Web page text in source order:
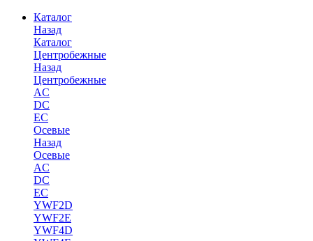
Каталог
Назад
Каталог
Центробежные
Назад
Центробежные
AC
DC
EC
Осевые
Назад
Осевые
AC
DC
EC
YWF2D
YWF2E
YWF4D